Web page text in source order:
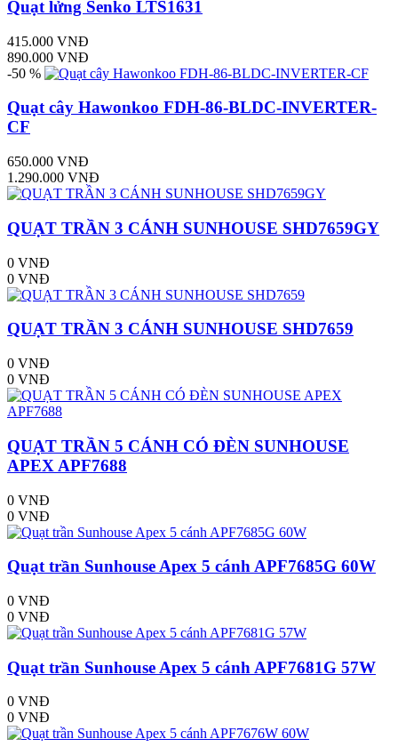
Quạt lửng Senko LTS1631
415.000 VNĐ
890.000 VNĐ
-50 %
Quạt cây Hawonkoo FDH-86-BLDC-INVERTER-
CF
650.000 VNĐ
1.290.000 VNĐ
QUẠT TRẦN 3 CÁNH SUNHOUSE SHD7659GY
0 VNĐ
0 VNĐ
QUẠT TRẦN 3 CÁNH SUNHOUSE SHD7659
0 VNĐ
0 VNĐ
QUẠT TRẦN 5 CÁNH CÓ ĐÈN SUNHOUSE
APEX APF7688
0 VNĐ
0 VNĐ
Quạt trần Sunhouse Apex 5 cánh APF7685G 60W
0 VNĐ
0 VNĐ
Quạt trần Sunhouse Apex 5 cánh APF7681G 57W
0 VNĐ
0 VNĐ